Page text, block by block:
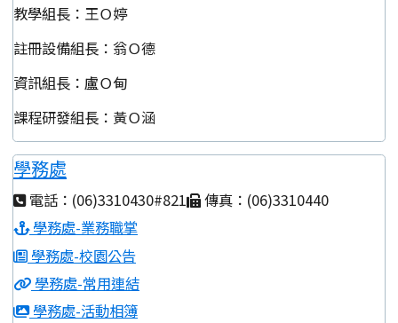
教學組長：王Ｏ婷
註冊設備組長：翁Ｏ德
資訊組長：盧Ｏ甸
課程研發組長：黃Ｏ涵
學務處
電話：(06)3310430#821
傳真：(06)3310440
學務處-業務職掌
學務處-校園公告
學務處-常用連結
學務處-活動相簿